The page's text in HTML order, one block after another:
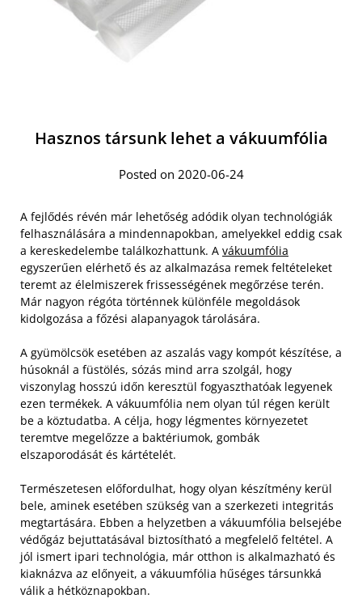
Hasznos társunk lehet a vákuumfólia
Posted on 2020-06-24
A fejlődés révén már lehetőség adódik olyan technológiák
felhasználására a mindennapokban, amelyekkel eddig csak
a kereskedelembe találkozhattunk. A vákuumfólia
egyszerűen elérhető és az alkalmazása remek feltételeket
teremt az élelmiszerek frissességének megőrzése terén.
Már nagyon régóta történnek különféle megoldások
kidolgozása a főzési alapanyagok tárolására.
A gyümölcsök esetében az aszalás vagy kompót készítése, a
húsoknál a füstölés, sózás mind arra szolgál, hogy
viszonylag hosszú időn keresztül fogyaszthatóak legyenek
ezen termékek. A vákuumfólia nem olyan túl régen került
be a köztudatba. A célja, hogy légmentes környezetet
teremtve megelőzze a baktériumok, gombák
elszaporodását és kártételét.
Természetesen előfordulhat, hogy olyan készítmény kerül
bele, aminek esetében szükség van a szerkezeti integritás
megtartására. Ebben a helyzetben a vákuumfólia belsejébe
védőgáz bejuttatásával biztosítható a megfelelő feltétel. A
jól ismert ipari technológia, már otthon is alkalmazható és
kiaknázva az előnyeit, a vákuumfólia hűséges társunkká
válik a hétköznapokban.